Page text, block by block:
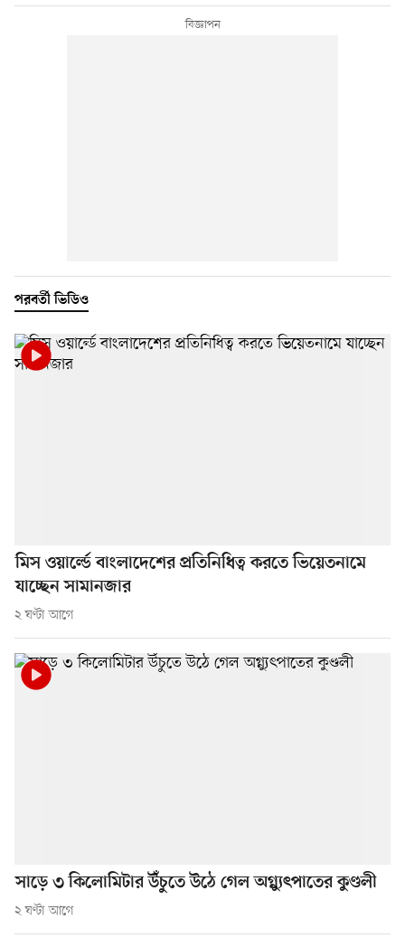
পরবর্তী ভিডিও
মিস ওয়ার্ল্ডে বাংলাদেশের প্রতিনিধিত্ব করতে ভিয়েতনামে
যাচ্ছেন সামানজার
২ ঘণ্টা আগে
সাড়ে ৩ কিলোমিটার উঁচুতে উঠে গেল অগ্ন্যুৎপাতের কুণ্ডলী
২ ঘণ্টা আগে